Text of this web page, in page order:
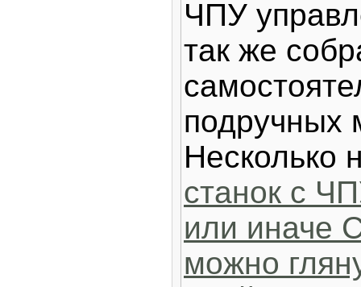
ЧПУ
так же
подручных
Несколько
станок с
или иначе
можно